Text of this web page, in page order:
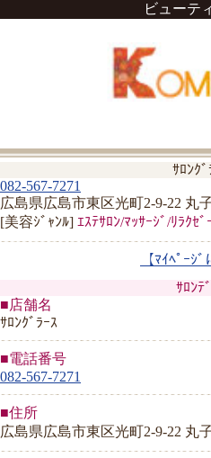
ビューテ
ｻﾛﾝｸﾞ
082-567-7271
広島県広島市東区光町2-9-22 丸
[美容ｼﾞｬﾝﾙ] ｴｽﾃｻﾛﾝ/ﾏｯｻｰｼﾞ/ﾘﾗｸｾ
【ﾏｲﾍﾟｰｼﾞ
ｻﾛﾝﾃ
■店舗名
ｻﾛﾝｸﾞﾗｰｽ
■電話番号
082-567-7271
■住所
広島県広島市東区光町2-9-22 丸